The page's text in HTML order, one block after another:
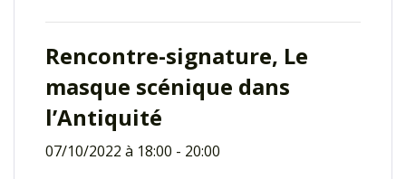
Rencontre-signature, Le
masque scénique dans
l’Antiquité
07/10/2022 à 18:00 - 20:00